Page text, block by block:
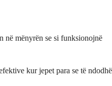
në mënyrën se si funksionojnë
kur jepet para se të ndodhë